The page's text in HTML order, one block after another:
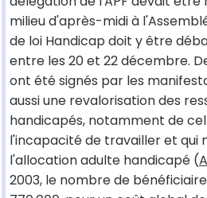
milieu d'après-midi à
de loi Handicap doit y être
entre les 20 et 22 décembre.
ont été signés par les
aussi une revalorisation des
handicapés, notamment de
l'incapacité de travailler et qui
l'allocation adulte handicapé (
2003, le nombre de